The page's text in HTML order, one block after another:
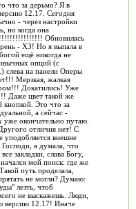
что за дерьмо? Я в
12.17. Сегодня
- через настройки
но когда она
Обновилась
- ХЗ! Но я выпала в
ещё никогда не
опций (с
слева на панели Оперы
Мерзкая, жалкая
Докатились! Уже
Даже цвет такой же
кнопкой. Это что за
а сейчас -
окончательно путаю.
отличия нет! С
уподобляется внешне
я думала, что
закладки, слава Богу,
мой поиск: где же
путь проделала,
не могли? Думаю:
лезть, чтоб
не выскажешь. Люди,
версию 12.17! Иначе